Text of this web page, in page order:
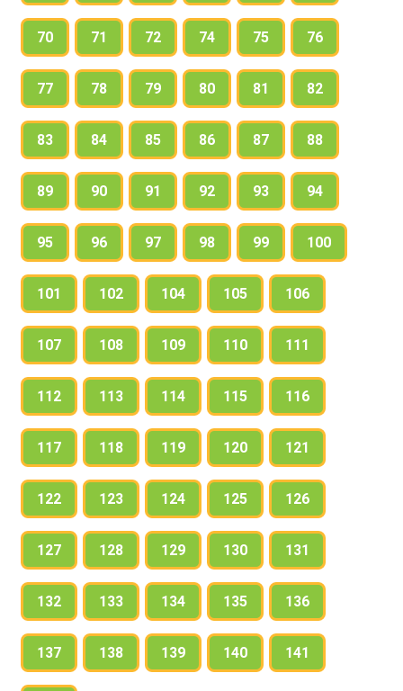
70 71 72 74 75 76
77 78 79 80 81 82
83 84 85 86 87 88
89 90 91 92 93 94
95 96 97 98 99 100
101 102 104 105 106
107 108 109 110 111
112 113 114 115 116
117 118 119 120 121
122 123 124 125 126
127 128 129 130 131
132 133 134 135 136
137 138 139 140 141